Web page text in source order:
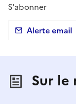
S'abonner
Alerte email
Sur le